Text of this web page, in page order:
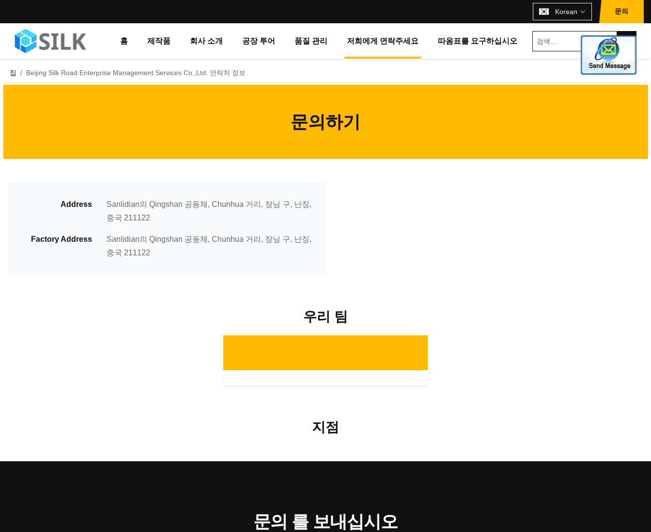
Korean 문의
홈 제작품 회사 소개 공장 투어 품질 관리 저희에게 연락주세요 따옴표를 요구하십시오
집 / Beijing Silk Road Enterprise Management Services Co.,Ltd. 연락처 정보
문의하기
Address
Sanlidian의 Qingshan 공동체, Chunhua 거리, 장닝 구, 난징,
중국 211122
Factory Address
Sanlidian의 Qingshan 공동체, Chunhua 거리, 장닝 구, 난징,
중국 211122
우리 팀
지점
문의 를 보내십시오